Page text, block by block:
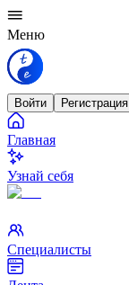
Меню
Войти Регистрация
Главная
Узнай себя
Специалисты